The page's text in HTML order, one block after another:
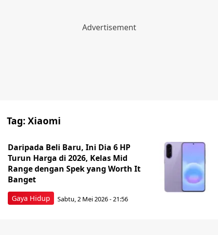
Tag:Xiaomi
Gaya Hidup
Daripada Beli Baru, Ini Dia 6 HP
Turun Harga di 2026, Kelas Mid
Range dengan Spek yang Worth It
Banget
Sabtu, 2 Mei 2026 - 21:56